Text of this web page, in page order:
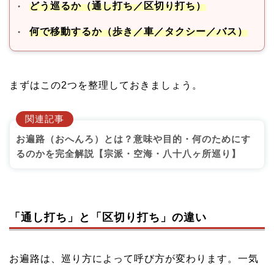
職業・ライフステージ別に見る現実的なプラン
お遍路に行けない人の選択肢！日数ゼロで願いを届
ける代行という方法
代行とは「あなたの代わりに歩く」巡礼の形
代わりに歩いてお届け！お遍路ギフト便の特徴
代行でお届けする「証」の内容
どう巡るか（通し打ち／区切り打ち）
何で移動するか（歩き／車／タクシー／バス）
まずはこの2つを整理しておきましょう。
関連記事
お遍路（おへんろ）とは？意味や目的・何のためにす
るのかを完全解説【宗派・空海・八十八ヶ所巡り】
「通し打ち」と「区切り打ち」の違い
お遍路は、巡り方によって呼び方が変わります。一気